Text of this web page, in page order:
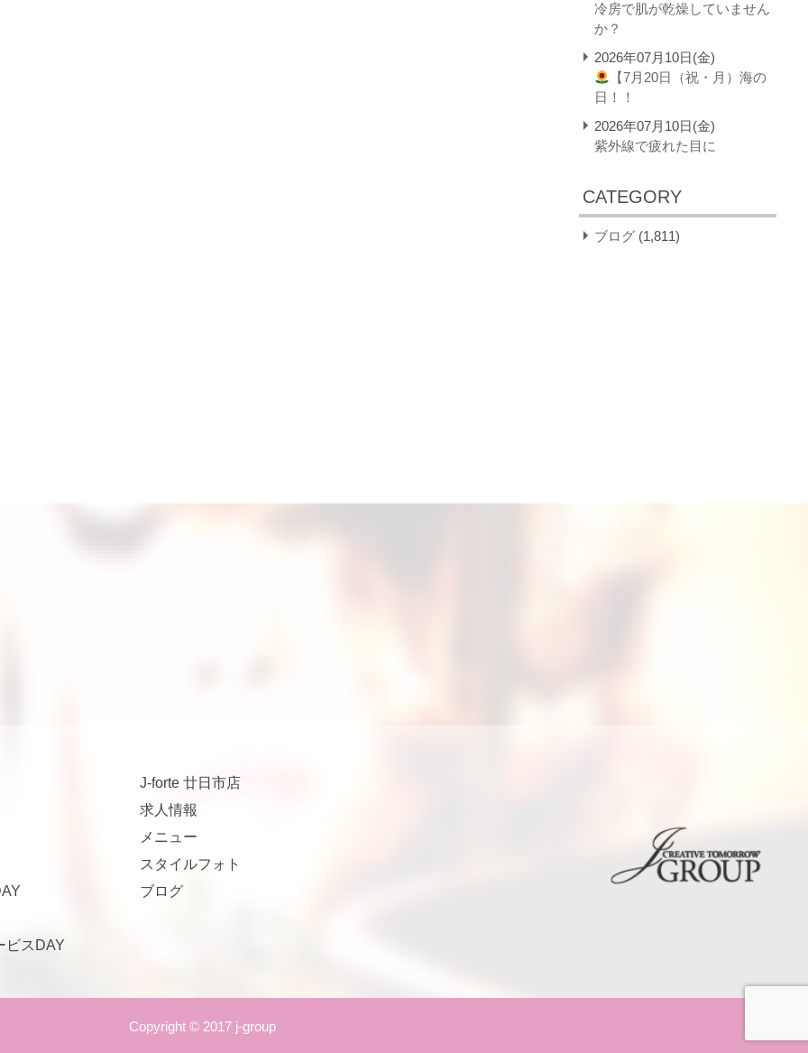
冷房で肌が乾燥していません
か？
2026年07月10日(金)
【7月20日（祝・月）海の
日！！
2026年07月10日(金)
紫外線で疲れた目に
CATEGORY
ブログ(1,811)
ビスDAY
J-forte 廿日市店
求人情報
メニュー
スタイルフォト
ブログ
Copyright © 2017 j-group